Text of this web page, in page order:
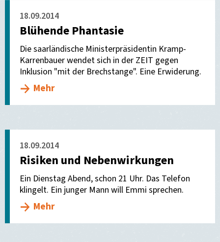
18.09.2014
Blühende Phantasie
Die saarländische Ministerpräsidentin Kramp-
Karrenbauer wendet sich in der ZEIT gegen
Inklusion "mit der Brechstange". Eine Erwiderung.
Mehr
18.09.2014
Risiken und Nebenwirkungen
Ein Dienstag Abend, schon 21 Uhr. Das Telefon
klingelt. Ein junger Mann will Emmi sprechen.
Mehr